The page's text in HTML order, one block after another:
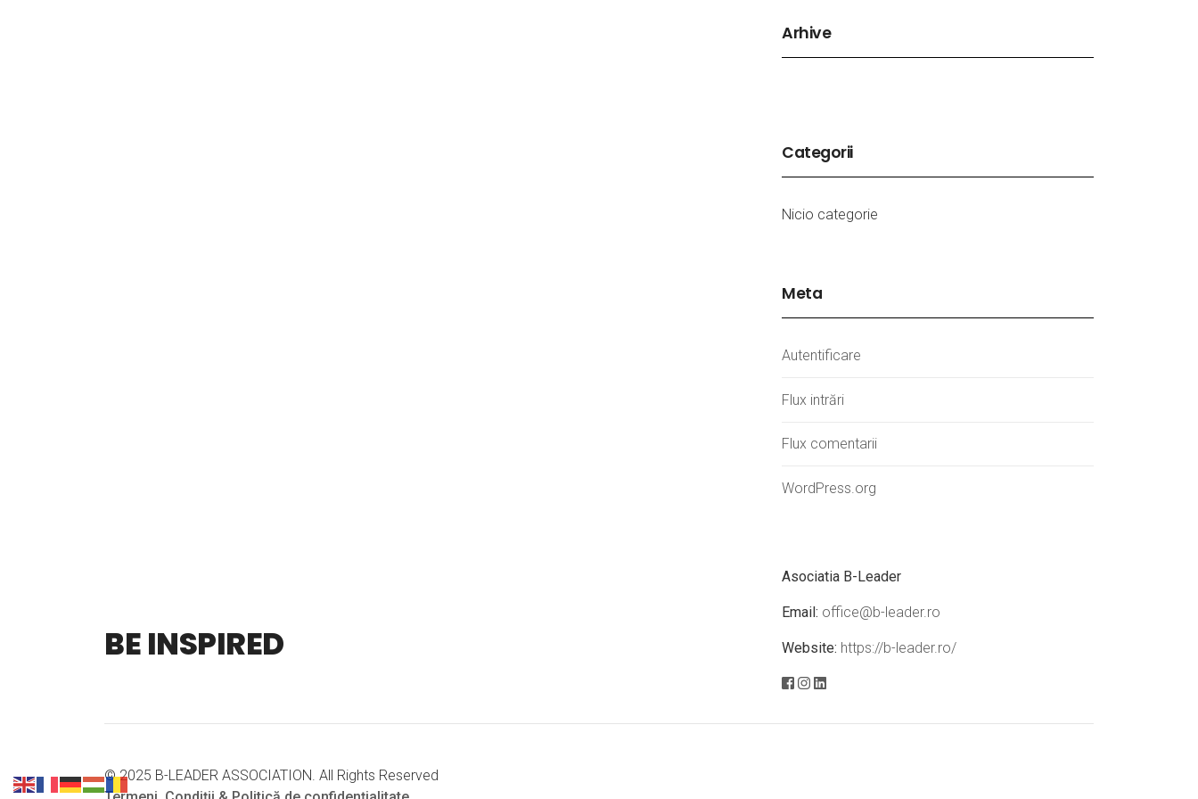
Arhive
Categorii
Nicio categorie
Meta
Autentificare
Flux intrări
Flux comentarii
WordPress.org
BE INSPIRED
Asociatia B-Leader
Email: office@b-leader.ro
Website: https://b-leader.ro/
© 2025 B-LEADER ASSOCIATION. All Rights Reserved